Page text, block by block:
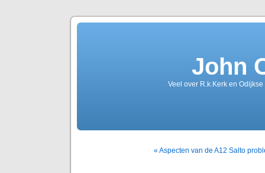
John
Veel over R.k.Kerk en
« Aspecten van de A12 Salto